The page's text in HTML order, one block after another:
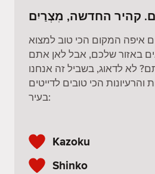
קהיר החדשה, מִצְרַיִם
איפה המקום הכי טוב למצוא
באזור שלכם, אבל לאן אתם
לא לדאוג, בשביל זה אנחנו
הכי טובים לדייטים
בעיר:
Kazoku
Shinko